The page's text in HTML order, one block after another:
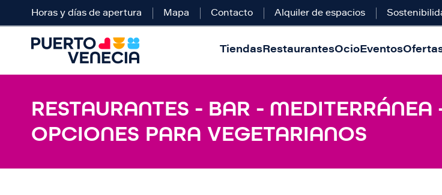
Horas y días de apertura Mapa Contacto Alquiler de espacios
TiendasRestaurantesOcioEventos
RESTAURANTES - BAR -
OPCIONES PARA VEGETARIANOS